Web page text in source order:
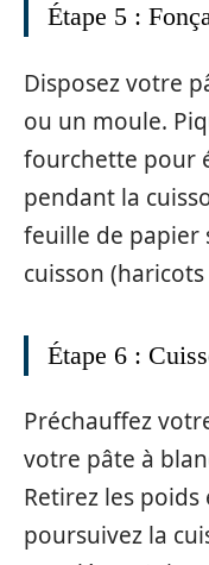
Étape 5 :
Disposez votre
ou un moule.
fourchette pour
pendant la
feuille de papier
cuisson
Étape 6 :
Préchauffez
votre pâte à
Retirez les
poursuivez la